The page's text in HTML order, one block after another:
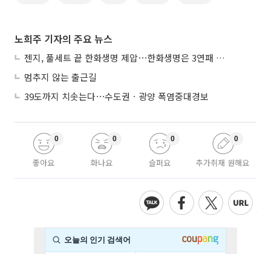
노희주 기자의 주요 뉴스
젠지, 풀세트 끝 한화생명 제압⋯한화생명은 3연패 수렁
멈추지 않는 출근길
39도까지 치솟는다⋯수도권ㆍ광양 폭염중대경보
좋아요
0
화나요
0
슬퍼요
0
추가취재 원해요
0